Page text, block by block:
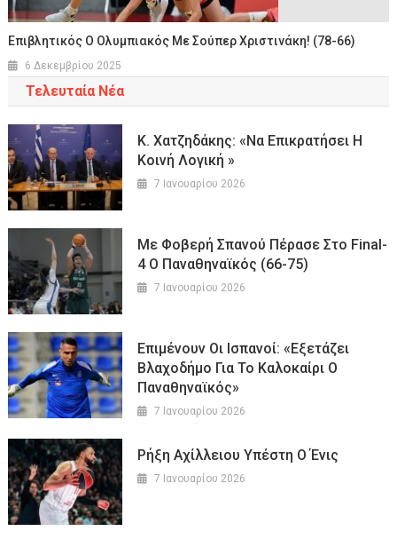
Επιβλητικός Ο Ολυμπιακός Με Σούπερ Χριστινάκη! (78-66)
6 Δεκεμβρίου 2025
Τελευταία Νέα
Κ. Χατζηδάκης: «Να Επικρατήσει Η
Κοινή Λογική »
7 Ιανουαρίου 2026
Με Φοβερή Σπανού Πέρασε Στο Final-
4 Ο Παναθηναϊκός (66-75)
7 Ιανουαρίου 2026
Επιμένουν Οι Ισπανοί: «Εξετάζει
Βλαχοδήμο Για Το Καλοκαίρι Ο
Παναθηναϊκός»
7 Ιανουαρίου 2026
Ρήξη Αχίλλειου Υπέστη Ο Ένις
7 Ιανουαρίου 2026